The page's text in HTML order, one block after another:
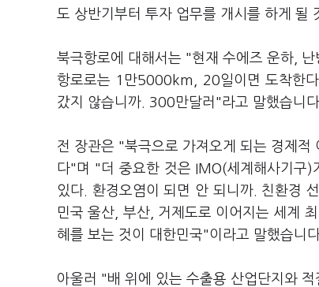
도 상반기부터 투자 업무를 개시를 하게 될
북극항로에 대해서는 "현재 수에즈 운하,
항로로는 1만5000km, 20일이면 도착한
갔지 않습니까. 300만달러"라고 말했습니다
전 장관은 "북극으로 가져오게 되는 경제적
다"며 "더 중요한 것은 IMO(세계해사기구
있다. 환경오염이 되면 안 되니까. 친환경
민국 울산, 부산, 거제도로 이어지는 세계
혜를 보는 것이 대한민국"이라고 말했습니
아울러 "배 위에 있는 수출용 산업단지와